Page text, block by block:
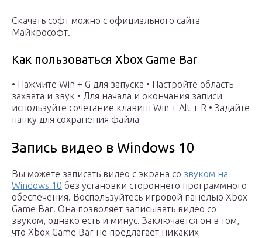
Скачать софт можно с официального сайта
Майкрософт.
Как пользоваться Xbox Game Bar
• Нажмите Win + G для запуска • Настройте область
захвата и звук • Для начала и окончания записи
используйте сочетание клавиш Win + Alt + R • Задайте
папку для сохранения файла
Запись видео в Windows 10
Вы можете записать видео с экрана со звуком на
Windows 10 без установки стороннего программного
обеспечения. Воспользуйтесь игровой панелью Xbox
Game Bar! Она позволяет записывать видео со
звуком, однако есть и минус. Заключается он в том,
что Xbox Game Bar не предлагает никаких